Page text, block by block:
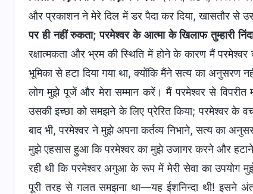
और प्रकाशन ने मेरे दिल में डर पैदा कर दिया, खासतौर से
पर ही नहीं रुकता; परमेश्वर के आत्मा के खिलाफ तुम्हारी
रक्षात्मकता और भ्रम की स्थिति में होने के कारण मैं
भूमिका से हटा दिया गया था, क्योंकि मैंने सत्य का अनुसरण
लोग मुझे पूजें और मेरा सम्मान करें। मैं परमेश्वर से विपरीत
उसकी इच्छा को समझने के लिए प्रेरित किया; परमेश्वर के
बाद भी, परमेश्वर ने मुझे अपना कर्तव्य निभाने, सत्य का
मुझे एहसास हुआ कि परमेश्वर का मुझे उजागर करने और
रही थी कि परमेश्वर अगुआ के रूप में मेरी सेवा का उपयोग
पूरी तरह से गलत समझना था—यह ईशनिन्दा थी! इसने